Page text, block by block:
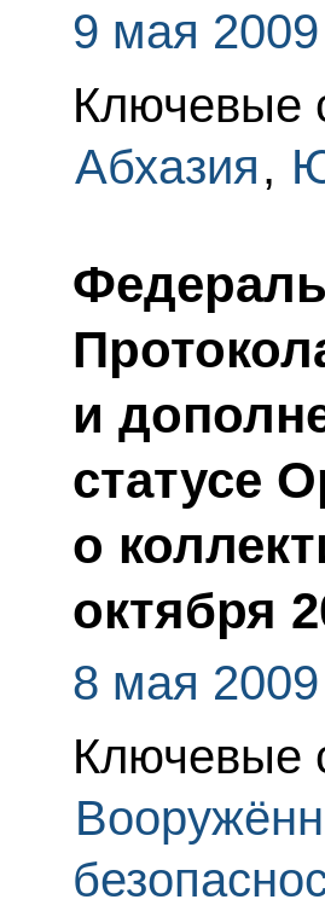
9 мая 2009
Ключевые
Абхазия,
и
статусе
о
октября
8 мая 2009
Ключевые